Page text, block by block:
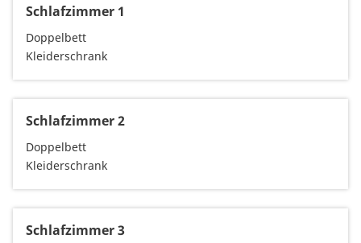
Schlafzimmer 1
Doppelbett
Kleiderschrank
Schlafzimmer 2
Doppelbett
Kleiderschrank
Schlafzimmer 3